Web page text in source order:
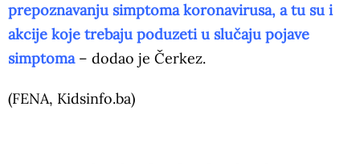
prepoznavanju simptoma koronavirusa, a tu su i
akcije koje trebaju poduzeti u slučaju pojave
simptoma – dodao je Čerkez.
(FENA, Kidsinfo.ba)